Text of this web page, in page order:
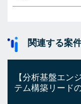
関連する案
【分析基盤エン
テム構築リード